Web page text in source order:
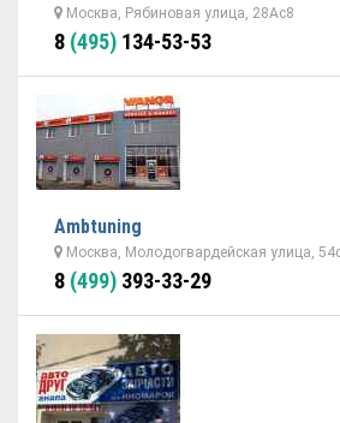
Москва, Рябиновая улица, 28Ас8
8 (495) 134-53-53
Ambtuning
Москва, Молодогвардейская улица,
8 (499) 393-33-29